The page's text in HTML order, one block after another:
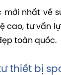
mới nhất về
cao, tư vấn
toàn quốc.
thiết bị